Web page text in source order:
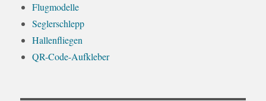
Flugmodelle
Seglerschlepp
Hallenfliegen
QR-Code-Aufkleber